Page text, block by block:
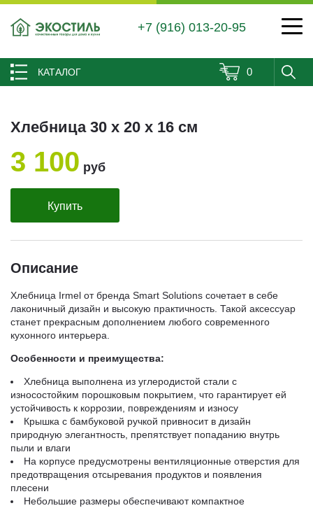
+7 (916) 013-20-95
КАТАЛОГ 0
Хлебница 30 х 20 х 16 см
3 100 руб
Купить
Описание
Хлебница Irmel от бренда Smart Solutions сочетает в себе
лаконичный дизайн и высокую практичность. Такой аксессуар
станет прекрасным дополнением любого современного
кухонного интерьера.
Особенности и преимущества:
Хлебница выполнена из углеродистой стали с
износостойким порошковым покрытием, что гарантирует ей
устойчивость к коррозии, повреждениям и износу
Крышка с бамбуковой ручкой привносит в дизайн
природную элегантность, препятствует попаданию внутрь
пыли и влаги
На корпусе предусмотрены вентиляционные отверстия для
предотвращения отсыревания продуктов и появления
плесени
Небольшие размеры обеспечивают компактное